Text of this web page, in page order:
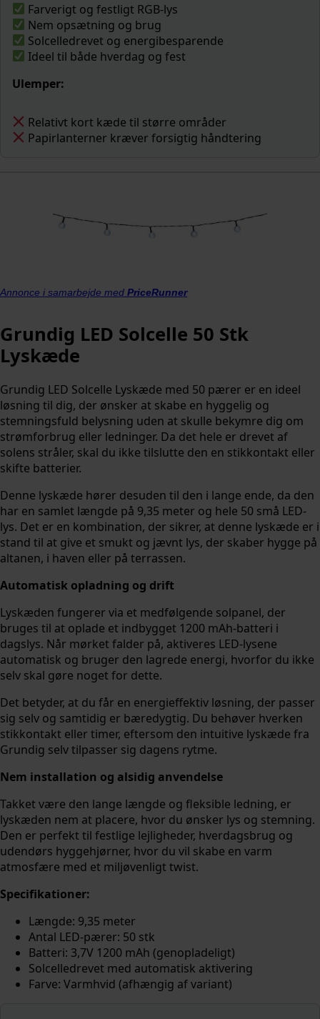
Farverigt og festligt RGB-lys
Nem opsætning og brug
Solcelledrevet og energibesparende
Ideel til både hverdag og fest
Ulemper:
Relativt kort kæde til større områder
Papirlanterner kræver forsigtig håndtering
Annonce i samarbejde med PriceRunner
Grundig LED Solcelle 50 Stk
Lyskæde
Grundig LED Solcelle Lyskæde med 50 pærer er en ideel
løsning til dig, der ønsker at skabe en hyggelig og
stemningsfuld belysning uden at skulle bekymre dig om
strømforbrug eller ledninger. Da det hele er drevet af
solens stråler, skal du ikke tilslutte den en stikkontakt eller
skifte batterier.
Denne lyskæde hører desuden til den i lange ende, da den
har en samlet længde på 9,35 meter og hele 50 små LED-
lys. Det er en kombination, der sikrer, at denne lyskæde er i
stand til at give et smukt og jævnt lys, der skaber hygge på
altanen, i haven eller på terrassen.
Automatisk opladning og drift
Lyskæden fungerer via et medfølgende solpanel, der
bruges til at oplade et indbygget 1200 mAh-batteri i
dagslys. Når mørket falder på, aktiveres LED-lysene
automatisk og bruger den lagrede energi, hvorfor du ikke
selv skal gøre noget for dette.
Det betyder, at du får en energieffektiv løsning, der passer
sig selv og samtidig er bæredygtig. Du behøver hverken
stikkontakt eller timer, eftersom den intuitive lyskæde fra
Grundig selv tilpasser sig dagens rytme.
Nem installation og alsidig anvendelse
Takket være den lange længde og fleksible ledning, er
lyskæden nem at placere, hvor du ønsker lys og stemning.
Den er perfekt til festlige lejligheder, hverdagsbrug og
udendørs hyggehjørner, hvor du vil skabe en varm
atmosfære med et miljøvenligt twist.
Specifikationer:
Længde: 9,35 meter
Antal LED-pærer: 50 stk
Batteri: 3,7V 1200 mAh (genopladeligt)
Solcelledrevet med automatisk aktivering
Farve: Varmhvid (afhængig af variant)